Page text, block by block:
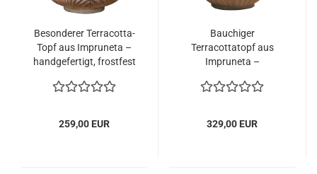
Besonderer Terracotta-
Topf aus Impruneta –
handgefertigt, frostfest
259,00 EUR
Bauchiger
Terracottatopf aus
Impruneta –
und kunstvoll verziert
329,00 EUR